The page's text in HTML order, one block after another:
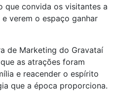
que convida os visitantes a
verem o espaço ganhar
de Marketing do Gravataí
as atrações foram
e reacender o espírito
que a época proporciona.